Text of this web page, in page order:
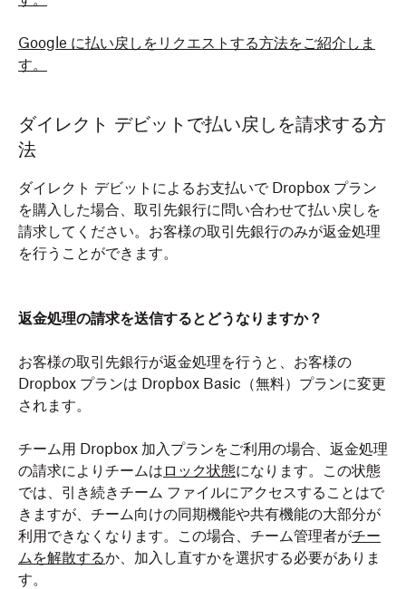
Google に払い戻しをリクエストする方法をご紹介しま
す。
ダイレクト デビットで払い戻しを請求する方
法
ダイレクト デビットによるお支払いで Dropbox プラン
を購入した場合、取引先銀行に問い合わせて払い戻しを
請求してください。お客様の取引先銀行のみが返金処理
を行うことができます。
返金処理の請求を送信するとどうなりますか？
お客様の取引先銀行が返金処理を行うと、お客様の
Dropbox プランは Dropbox Basic（無料）プランに変更
されます。
チーム用 Dropbox 加入プランをご利用の場合、返金処理
の請求によりチームは ロック状態になります。この状態
では、引き続きチーム ファイルにアクセスすることはで
きますが、チーム向けの同期機能や共有機能の大部分が
利用できなくなります。この場合、チーム管理者がチー
ムを解散するか、加入し直すかを選択する必要がありま
す。